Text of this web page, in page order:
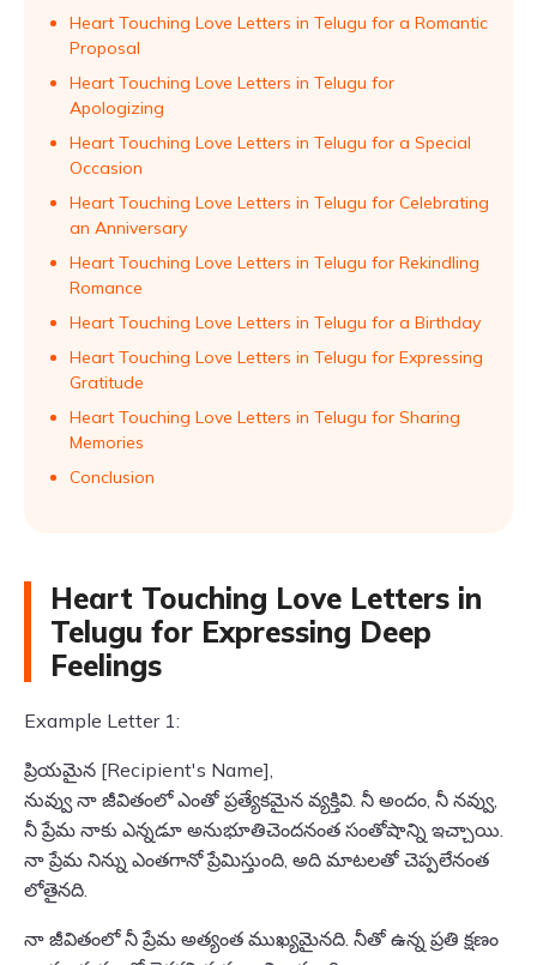
Heart Touching Love Letters in Telugu for a Romantic
Proposal
Heart Touching Love Letters in Telugu for
Apologizing
Heart Touching Love Letters in Telugu for a Special
Occasion
Heart Touching Love Letters in Telugu for Celebrating
an Anniversary
Heart Touching Love Letters in Telugu for Rekindling
Romance
Heart Touching Love Letters in Telugu for a Birthday
Heart Touching Love Letters in Telugu for Expressing
Gratitude
Heart Touching Love Letters in Telugu for Sharing
Memories
Conclusion
Heart Touching Love Letters in
Telugu for Expressing Deep
Feelings
Example Letter 1:
ప్రియమైన [Recipient's Name],
నువ్వు నా జీవితంలో ఎంతో ప్రత్యేకమైన వ్యక్తివి. నీ అందం, నీ నవ్వు,
నీ ప్రేమ నాకు ఎన్నడూ అనుభూతిచెందనంత సంతోషాన్ని ఇచ్చాయి.
నా ప్రేమ నిన్ను ఎంతగానో ప్రేమిస్తుంది, అది మాటలతో చెప్పలేనంత
లోతైనది.
నా జీవితంలో నీ ప్రేమ అత్యంత ముఖ్యమైనది. నీతో ఉన్న ప్రతి క్షణం